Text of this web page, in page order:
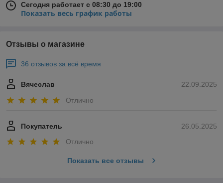
Сегодня работает с 08:30 до 19:00
Показать весь график работы
Отзывы о магазине
36 отзывов за всё время
22.09.2025
Вячеслав
Отлично
26.05.2025
Покупатель
Отлично
Показать все отзывы